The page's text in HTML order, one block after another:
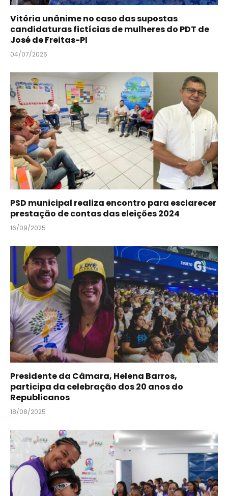
Vitória unânime no caso das supostas
candidaturas fictícias de mulheres do PDT de
José de Freitas-PI
04/07/2026
PSD municipal realiza encontro para esclarecer
prestação de contas das eleições 2024
16/09/2025
Presidente da Câmara, Helena Barros,
participa da celebração dos 20 anos do
Republicanos
18/08/2025